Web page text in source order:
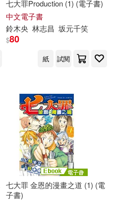
七大罪Production (1) (電子書)
中文電子書
鈴木央 林志昌 坂元千笑
$80
紙 試閱
七大罪 金恩的漫畫之道 (1) (電
子書)